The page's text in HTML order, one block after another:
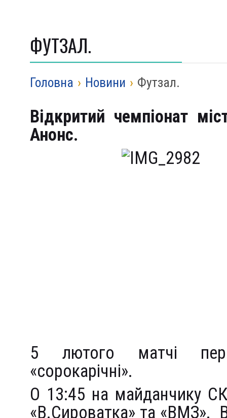
ФУТЗАЛ.
Головна › Новини › Футзал.
Відкритий чемпіонат
Анонс.
5 лютого матчі
«сорокарічні».
О 13:45 на майданчику
«В.Сироватка» та «ВМЗ».